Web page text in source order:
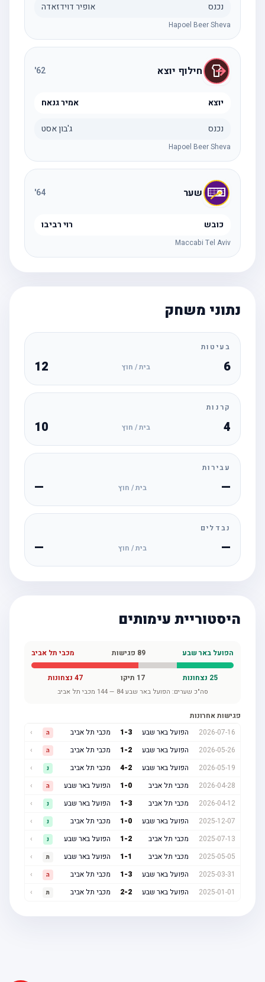
נכנס אופיר דוידזאדה
Hapoel Beer Sheva
חילוף יוצא 62
'
יוצא אמיר גנאח
נכנס ג'בון אסט
Hapoel Beer Sheva
שער 64
'
כובש רוי רביבו
Maccabi Tel Aviv
נתוני משחק
בעיטות
בית / חוץ 12
קרנות
בית / חוץ 10
עבירות
— בית / חוץ —
נבדלים
— בית / חוץ —
היסטוריית עימותים
הפועל באר שבע 89פגישות מכבי תל אביב
25נצחונות 17תיקו 47נצחונות
סה"כ שערים:הפועל באר שבע 84
—
144מכבי תל אביב
פגישות אחרונות
2026-07-16
הפועל באר שבע 1 מכבי תל אביב
2026-05-26
הפועל באר שבע 1 מכבי תל אביב
2026-05-19
הפועל באר שבע 4 מכבי תל אביב
2026-04-28
מכבי תל אביב 1 הפועל באר שבע
2026-04-12
מכבי תל אביב 1 הפועל באר שבע
2025-12-07
הפועל באר שבע 1 מכבי תל אביב
2025-07-13
מכבי תל אביב 1 הפועל באר שבע
2025-05-05
מכבי תל אביב 1 הפועל באר שבע
2025-03-31
הפועל באר שבע 1 מכבי תל אביב
2025-01-01
הפועל באר שבע 2 מכבי תל אביב